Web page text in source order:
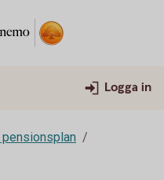
Logga in